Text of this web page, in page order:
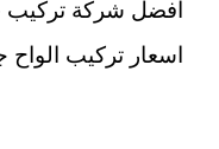
افضل شركة تركيب
اسعار تركيب